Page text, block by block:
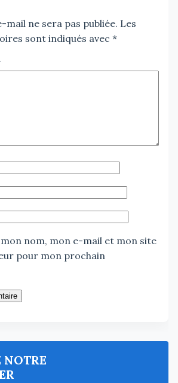
mail ne sera pas publiée. Les
sont indiqués avec *
nom, mon e-mail et mon site
pour mon prochain
NOTRE